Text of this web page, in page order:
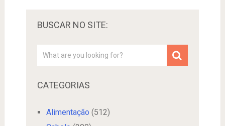
BUSCAR NO SITE:
CATEGORIAS
Alimentação (512)